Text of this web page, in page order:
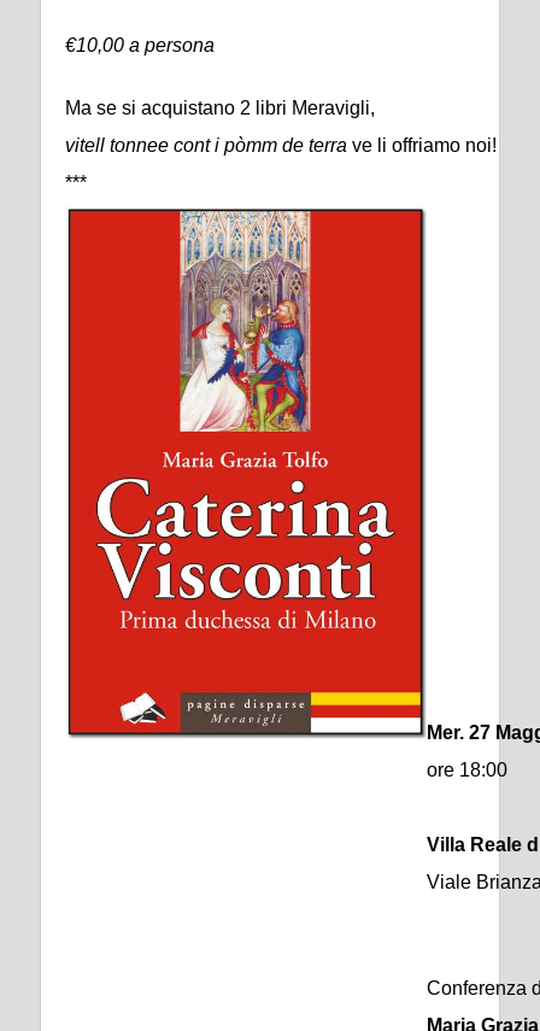
€10,00 a persona
Ma se si acquistano 2 libri Meravigli,
vitell tonnee cont i pòmm de terra ve li offriamo noi!
***
Mer. 27
ore 18:00
Villa Reale
Viale
Conferenza
Maria